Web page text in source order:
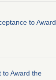
to Award
to Award the